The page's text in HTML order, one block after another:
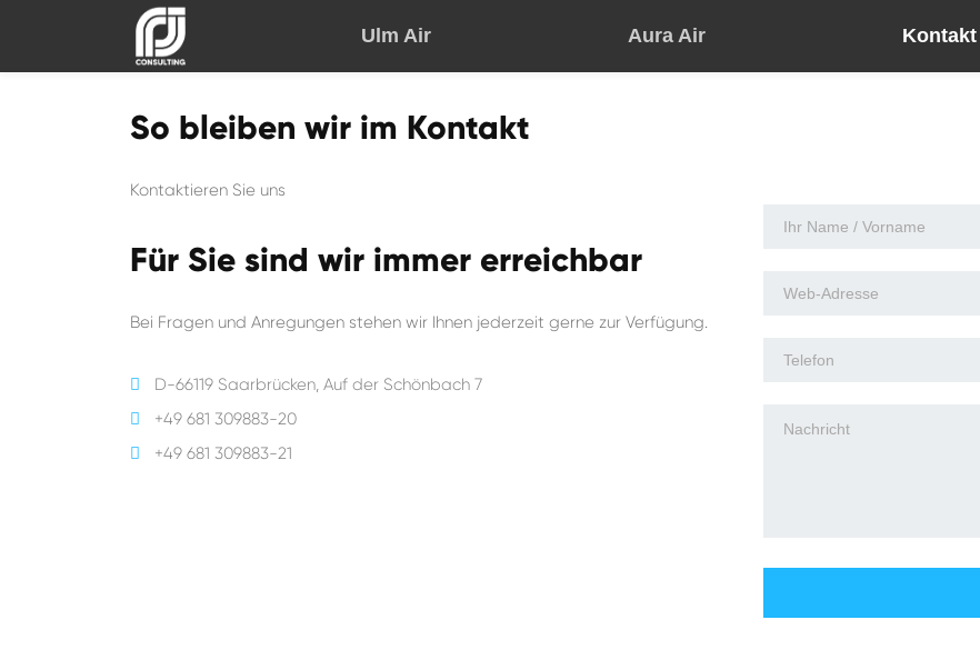
Ulm Air Aura Air Kontakt
So bleiben wir im Kontakt
Kontaktieren Sie uns
Für Sie sind wir immer erreichbar
Bei Fragen und Anregungen stehen wir Ihnen jederzeit gerne zur Verfügung.
D-66119 Saarbrücken, Auf der Schönbach 7
+49 681 309883-20
+49 681 309883-21